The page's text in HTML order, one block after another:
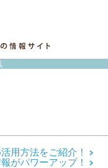
用方法をご紹介！
がパワーアップ！